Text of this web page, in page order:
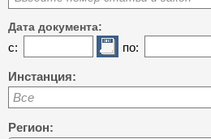
Дата документа:
с: по:
Инстанция:
Все
Регион: